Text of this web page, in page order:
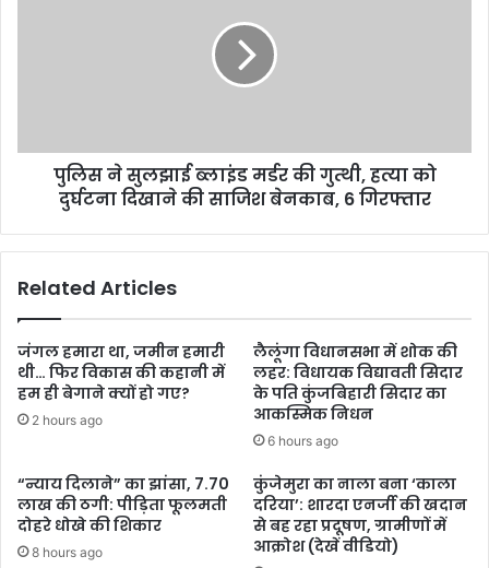
पुलिस ने सुलझाई ब्लाइंड मर्डर की गुत्थी, हत्या को
दुर्घटना दिखाने की साजिश बेनकाब, 6 गिरफ्तार
Related Articles
जंगल हमारा था, जमीन हमारी
थी… फिर विकास की कहानी में
हम ही बेगाने क्यों हो गए?
2 hours ago
लैलूंगा विधानसभा में शोक की
लहर: विधायक विद्यावती सिदार
के पति कुंजबिहारी सिदार का
आकस्मिक निधन
6 hours ago
“न्याय दिलाने” का झांसा, 7.70
लाख की ठगी: पीड़िता फूलमती
दोहरे धोखे की शिकार
8 hours ago
कुंजेमुरा का नाला बना ‘काला
दरिया’: शारदा एनर्जी की खदान
से बह रहा प्रदूषण, ग्रामीणों में
आक्रोश (देखें वीडियो)